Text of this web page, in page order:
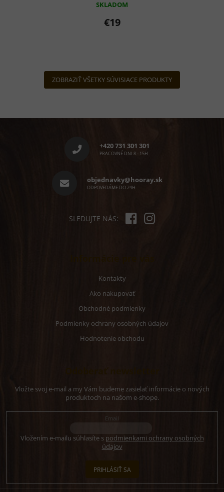
SKLADOM
€19
ZOBRAZIŤ VŠETKY SÚVISIACE PRODUKTY
Z
+420 731 301 301
PRACOVNÉ DNI 8 - 15H
objednavky@hooray.sk
ODPOVEDÁME DO 24H
SLEDUJTE NÁS:
Kontakty
Ako nakupovať
Obchodné podmienky
Podmienky ochrany osobných údajov
Hodnotenie obchodu
Vložte svoj e-mail a my Vám budeme zasielať informácie o nových
produktoch na našom e-shope.
Email
Vložením e-mailu súhlasíte s podmienkami ochrany osobných
údajov
PRIHLÁSIŤ SA